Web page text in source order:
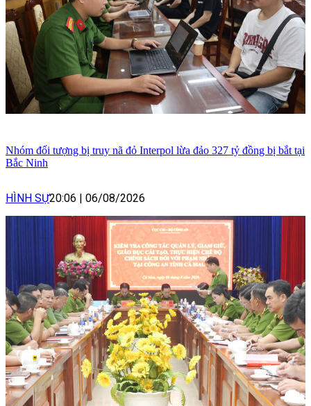
Nhóm đối tượng bị truy nã đỏ Interpol lừa đảo 327 tỷ đồng bị bắt tại
Bắc Ninh
HÌNH SỰ20:06 06/08/2026